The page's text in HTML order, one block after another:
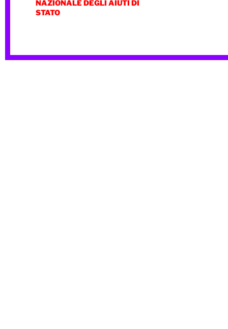
NAZIONALE DEGLI AIUTI DI
STATO